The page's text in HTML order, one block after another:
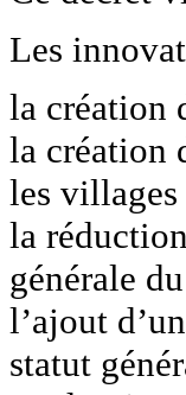
Les
la création
la création
les villages
la
générale
l’ajout
statut